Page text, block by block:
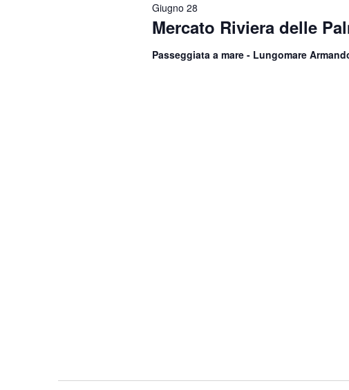
Mercato Riviera delle
Giugno 28
Passeggiata a mare - Lungomare